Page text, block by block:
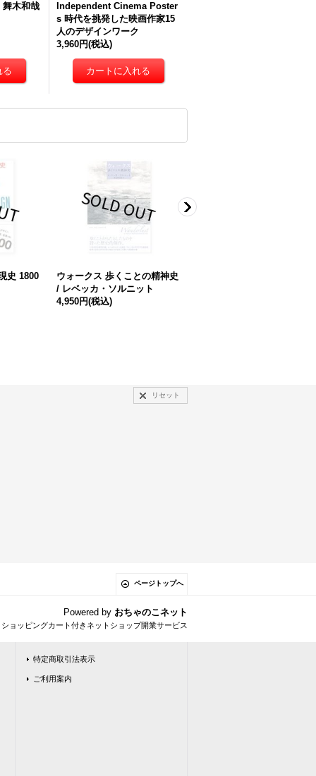
木和哉
Independent Cinema Poster
s 時代を挑発した映画作家15
人のデザインワーク
3,960円(税込)
史 1800
ウォークス 歩くことの精神史
/ レベッカ・ソルニット
4,950円(税込)
リセット
ページトップへ
Powered by おちゃのこネット
ョッピングカート付きネットショップ開業サービス
特定商取引法表示
ご利用案内